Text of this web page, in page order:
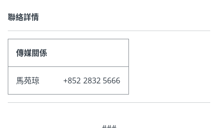
聯絡詳情
傳媒關係
馬苑琼 +852 2832 5666